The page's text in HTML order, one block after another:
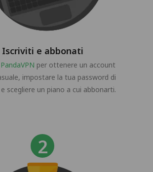
Iscriviti e abbonati
per ottenere un account
impostare la tua password di
scegliere un piano a cui abbonarti.